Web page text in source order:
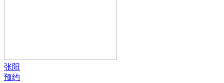
张阳
预约